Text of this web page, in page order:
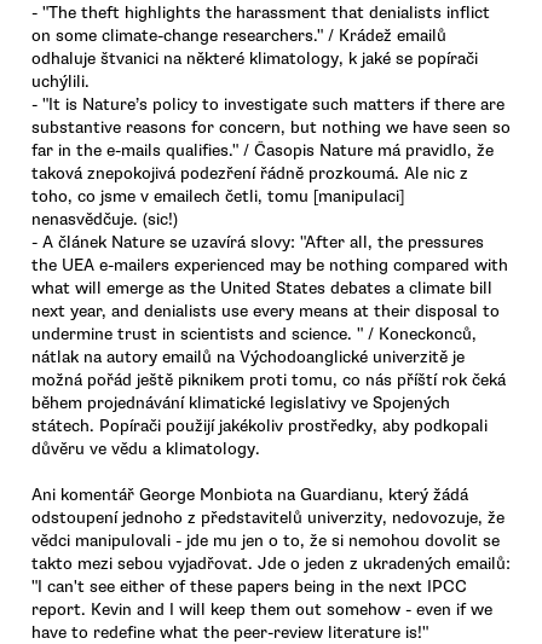
- "The theft highlights the harassment that denialists inflict
on some climate-change researchers." / Krádež emailů
odhaluje štvanici na některé klimatology, k jaké se popírači
uchýlili.
- "It is Nature’s policy to investigate such matters if there are
substantive reasons for concern, but nothing we have seen so
far in the e-mails qualifies." / Časopis Nature má pravidlo, že
taková znepokojivá podezření řádně prozkoumá. Ale nic z
toho, co jsme v emailech četli, tomu [manipulaci]
nenasvědčuje. (sic!)
- A článek Nature se uzavírá slovy: "After all, the pressures
the UEA e-mailers experienced may be nothing compared with
what will emerge as the United States debates a climate bill
next year, and denialists use every means at their disposal to
undermine trust in scientists and science. " / Koneckonců,
nátlak na autory emailů na Východoanglické univerzitě je
možná pořád ještě piknikem proti tomu, co nás příští rok čeká
během projednávání klimatické legislativy ve Spojených
státech. Popírači použijí jakékoliv prostředky, aby podkopali
důvěru ve vědu a klimatology.
Ani komentář George Monbiota na Guardianu, který žádá
odstoupení jednoho z představitelů univerzity, nedovozuje, že
vědci manipulovali - jde mu jen o to, že si nemohou dovolit se
takto mezi sebou vyjadřovat. Jde o jeden z ukradených emailů:
"I can't see either of these papers being in the next IPCC
report. Kevin and I will keep them out somehow - even if we
have to redefine what the peer-review literature is!"